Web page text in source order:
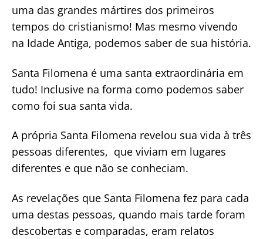
uma das grandes mártires dos primeiros
tempos do cristianismo! Mas mesmo vivendo
na Idade Antiga, podemos saber de sua história.
Santa Filomena é uma santa extraordinária em
tudo! Inclusive na forma como podemos saber
como foi sua santa vida.
A própria Santa Filomena revelou sua vida à três
pessoas diferentes, que viviam em lugares
diferentes e que não se conheciam.
As revelações que Santa Filomena fez para cada
uma destas pessoas, quando mais tarde foram
descobertas e comparadas, eram relatos